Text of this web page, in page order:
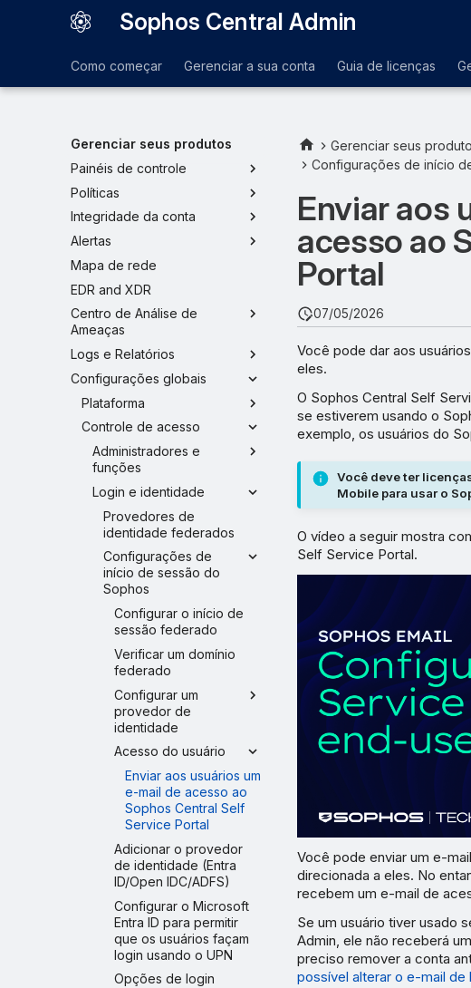
Sophos Central Admin
Como começar Gerenciar a sua conta Guia de licenças
Gerenciar seus produtos
Painéis de controle
Políticas
Integridade da conta
Alertas
Mapa de rede
EDR and XDR
Centro de Análise de
Ameaças
Logs e Relatórios
Configurações globais
Plataforma
Controle de acesso
Administradores e
funções
Login e identidade
Provedores de
identidade federados
Configurações de
início de sessão do
Sophos
Configurar o início de
sessão federado
Verificar um domínio
federado
Configurar um
provedor de
identidade
Acesso do usuário
Enviar aos usuários um
e-mail de acesso ao
Sophos Central Self
Service Portal
Adicionar o provedor
de identidade (Entra
ID/Open IDC/ADFS)
Configurar o Microsoft
Entra ID para permitir
que os usuários façam
login usando o UPN
Opções de login
Gerenciar seus
Configurações de início
Enviar aos
acesso ao
Portal
07/05/2026
Você pode dar aos
eles.
O Sophos Central Self
se estiverem usando o
exemplo, os usuários do
Você deve ter
Mobile para usar o
O vídeo a seguir mostra
Self Service Portal.
Você pode enviar um e-
direcionada a eles. No
recebem um e-mail de
Se um usuário tiver usado
Admin, ele não receberá
preciso remover a conta
possível alterar o e-mail